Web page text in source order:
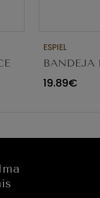
ESPIEL
BANDEJA
GN2/4
19.89€